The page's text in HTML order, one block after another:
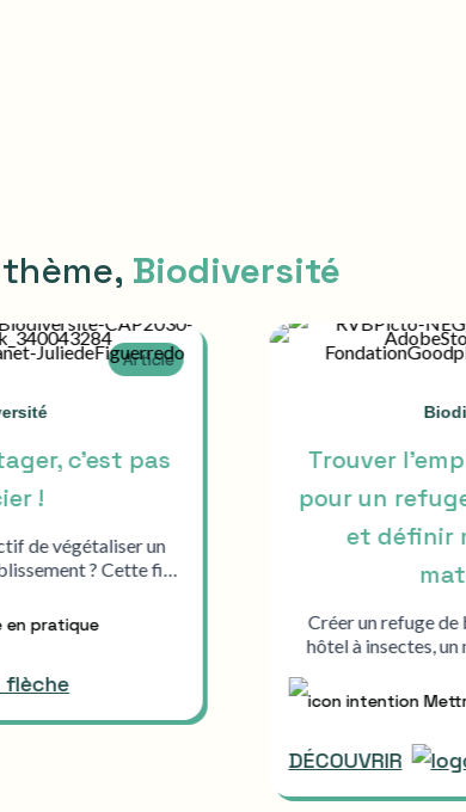
Biodiversité
Article
c'est pas
!
de végétaliser un
? Cette fi…
en pratique
Trouver
pour un
et définir
Créer un refuge
hôtel à insectes,
DÉCOUVRIR